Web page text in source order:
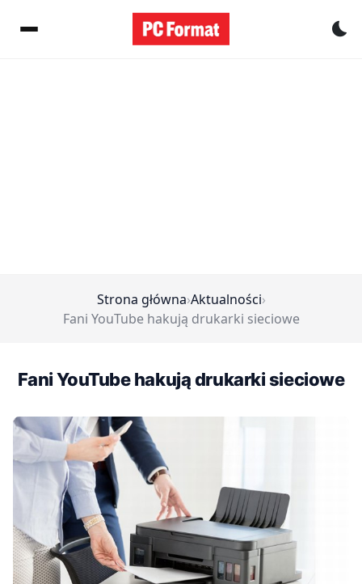
Strona główna›Aktualności›
Fani YouTube hakują drukarki sieciowe
Fani YouTube hakują drukarki sieciowe